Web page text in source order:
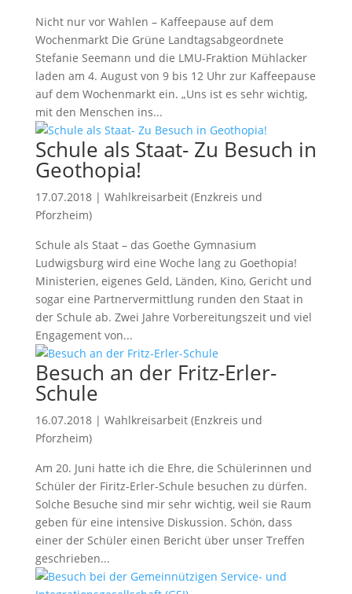
Nicht nur vor Wahlen – Kaffeepause auf dem
Wochenmarkt Die Grüne Landtagsabgeordnete
Stefanie Seemann und die LMU-Fraktion Mühlacker
laden am 4. August von 9 bis 12 Uhr zur Kaffeepause
auf dem Wochenmarkt ein. „Uns ist es sehr wichtig,
mit den Menschen ins...
Schule als Staat- Zu Besuch in
Geothopia!
17.07.2018| Wahlkreisarbeit (Enzkreis und
Pforzheim)
Schule als Staat – das Goethe Gymnasium
Ludwigsburg wird eine Woche lang zu Goethopia!
Ministerien, eigenes Geld, Länden, Kino, Gericht und
sogar eine Partnervermittlung runden den Staat in
der Schule ab. Zwei Jahre Vorbereitungszeit und viel
Engagement von...
Besuch an der Fritz-Erler-
Schule
16.07.2018| Wahlkreisarbeit (Enzkreis und
Pforzheim)
Am 20. Juni hatte ich die Ehre, die Schülerinnen und
Schüler der Firitz-Erler-Schule besuchen zu dürfen.
Solche Besuche sind mir sehr wichtig, weil sie Raum
geben für eine intensive Diskussion. Schön, dass
einer der Schüler einen Bericht über unser Treffen
geschrieben...